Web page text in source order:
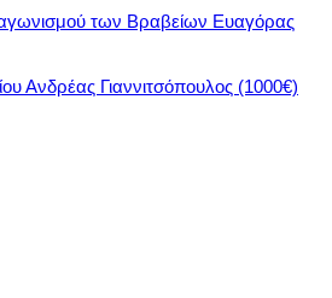
των Βραβείων Ευαγόρας
Ανδρέας Γιαννιτσόπουλος (1000€)